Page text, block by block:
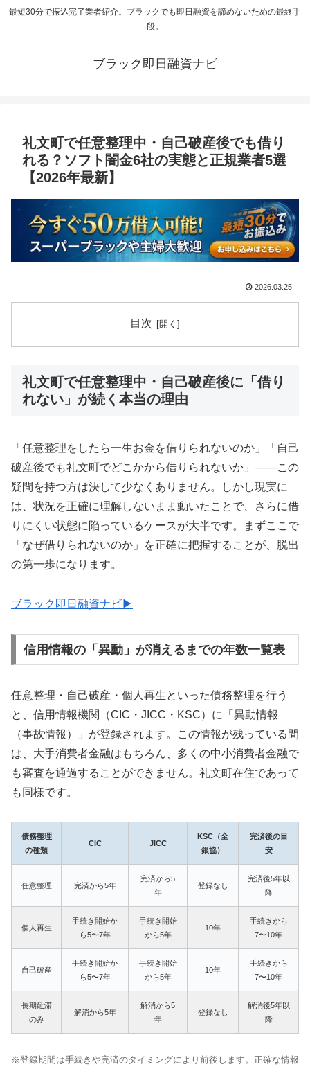
最短30分で振込完了業者紹介。ブラックでも即日融資を諦めないための最終手
段。
ブラック即日融資ナビ
礼文町で任意整理中・自己破産後でも借り
れる？ソフト闇金6社の実態と正規業者5選
【2026年最新】
2026.03.25
目次
礼文町で任意整理中・自己破産後に「借り
れない」が続く本当の理由
「任意整理をしたら一生お金を借りられないのか」「自己
破産後でも礼文町でどこかから借りられないか」——この
疑問を持つ方は決して少なくありません。しかし現実に
は、状況を正確に理解しないまま動いたことで、さらに借
りにくい状態に陥っているケースが大半です。まずここで
「なぜ借りられないのか」を正確に把握することが、脱出
の第一歩になります。
ブラック即日融資ナビ▶
信用情報の「異動」が消えるまでの年数一覧表
任意整理・自己破産・個人再生といった債務整理を行う
と、信用情報機関（CIC・JICC・KSC）に「異動情報
（事故情報）」が登録されます。この情報が残っている間
は、大手消費者金融はもちろん、多くの中小消費者金融で
も審査を通過することができません。礼文町在住であって
も同様です。
債務整理
の種類
CIC JICC
KSC（全
銀協）
完済後の目
安
任意整理 完済から5年
完済から5
年
登録なし
完済後5年以
降
個人再生
手続き開始か
ら5〜7年
手続き開始
から5年
10年
手続きから
7〜10年
自己破産
手続き開始か
ら5〜7年
手続き開始
から5年
10年
手続きから
7〜10年
長期延滞
のみ
解消から5年
解消から5
年
登録なし
解消後5年以
降
※登録期間は手続きや完済のタイミングにより前後します。正確な情報